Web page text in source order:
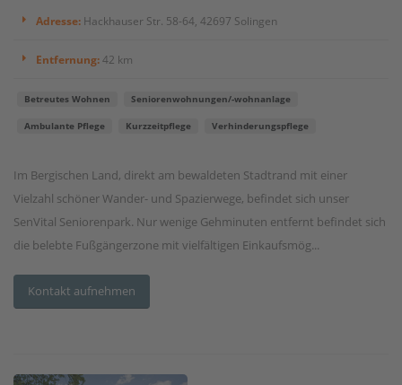
Adresse: Hackhauser Str. 58-64, 42697 Solingen
Entfernung:42 km
Betreutes Wohnen Seniorenwohnungen/-wohnanlage
Ambulante Pflege Kurzzeitpflege Verhinderungspflege
Im Bergischen Land, direkt am bewaldeten Stadtrand mit einer
Vielzahl schöner Wander- und Spazierwege, befindet sich unser
SenVital Seniorenpark. Nur wenige Gehminuten entfernt befindet sich
die belebte Fußgängerzone mit vielfältigen Einkaufsmög...
Kontakt aufnehmen